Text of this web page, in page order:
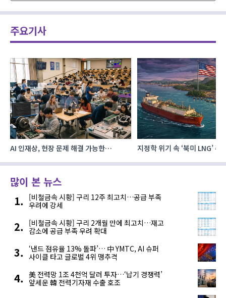
주요기사
AI 인재상, 현장 문제 해결 가능한
지정학 위기 속 ‘북미 LNG’
많이 본 뉴스
[비철금속 시황] 구리 12주 최고치…공급 부족
우려에 강세
[비철금속 시황] 구리 2개월 만에 최고치…재고
감소에 공급 부족 우려 확대
‘낸드 점유율 13% 돌파’… 中 YMTC, AI 슈퍼
사이클 타고 글로벌 4위 맹추격
美 전력망 1조 4천억 달러 투자…‘납기 경쟁력’
앞세운 韓 전력기자재 수출 호조